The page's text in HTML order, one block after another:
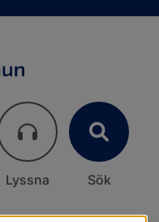
Lyssna Sök